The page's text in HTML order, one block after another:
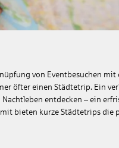
von Eventbesuchen
öfter einen Städtetrip. Ein
entdecken – ein
bieten kurze Städtetrips die